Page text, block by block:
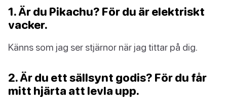
1. Är du Pikachu? För du är elektriskt
vacker.
Känns som jag ser stjärnor när jag tittar på dig.
2. Är du ett sällsynt godis? För du får
mitt hjärta att levla upp.